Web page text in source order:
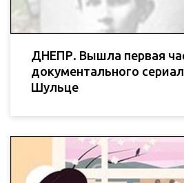
ДНЕПР. Вышла первая
документального
Шульце